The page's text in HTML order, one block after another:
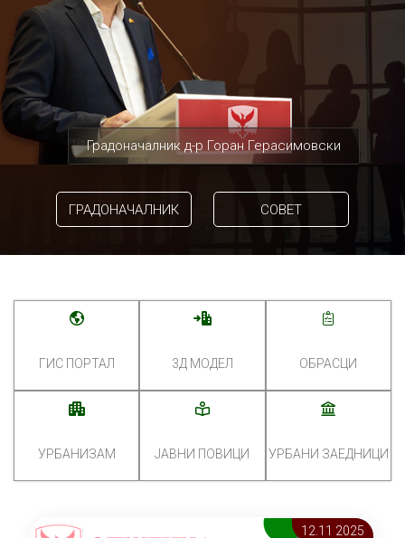
Градоначалник д-р Горан Герасимовски
ГРАДОНАЧАЛНИК СОВЕТ
ГИС ПОРТАЛ 3Д МОДЕЛ ОБРАСЦИ
УРБАНИЗАМ ЈАВНИ ПОВИЦИ УРБАНИ ЗАЕДНИЦИ
12.11 2025